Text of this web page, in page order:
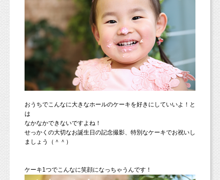
おうちでこんなに大きなホールのケーキを好きにしていいよ！と
は
なかなかできないですよね！
せっかくの大切なお誕生日の記念撮影、特別なケーキでお祝いし
ましょう（＾＾）
ケーキ1つでこんなに笑顔になっちゃうんです！